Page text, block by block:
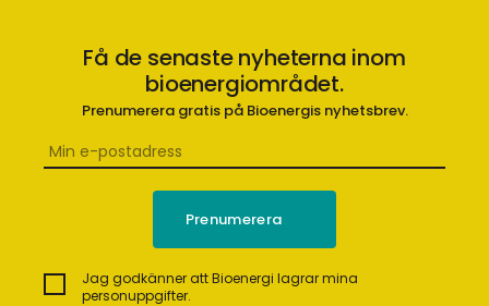
Få de senaste nyheterna inom
bioenergiområdet.
Prenumerera gratis på Bioenergis nyhetsbrev.
Jag godkänner att Bioenergi lagrar mina
personuppgifter.